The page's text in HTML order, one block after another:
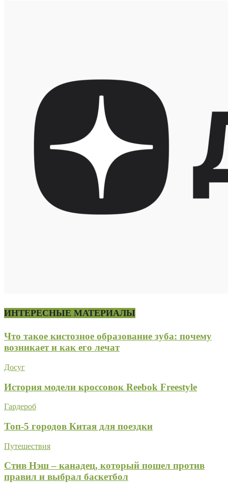
ИНТЕРЕСНЫЕ МАТЕРИАЛЫ
Что такое кистозное образование зуба: почему
возникает и как его лечат
Досуг
История модели кроссовок Reebok Freestyle
Гардероб
Топ-5 городов Китая для поездки
Путешествия
Стив Нэш – канадец, который пошел против
правил и выбрал баскетбол